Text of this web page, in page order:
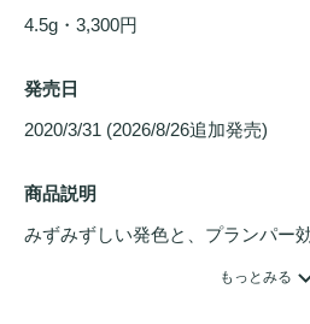
4.5g・3,300円
発売日
2020/3/31 (2026/8/26追加発売)
商品説明
みずみずしい発色と、プランパー
もっとみる